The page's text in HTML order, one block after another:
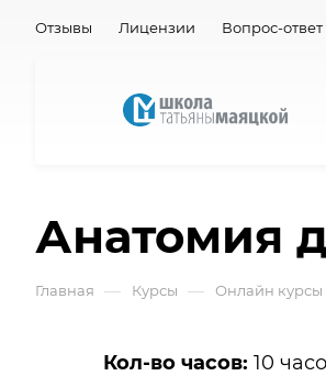
Отзывы Лицензии Вопрос-ответ
Анатомия
Главная — Курсы — Онлайн курсы
Кол-во часов: 10